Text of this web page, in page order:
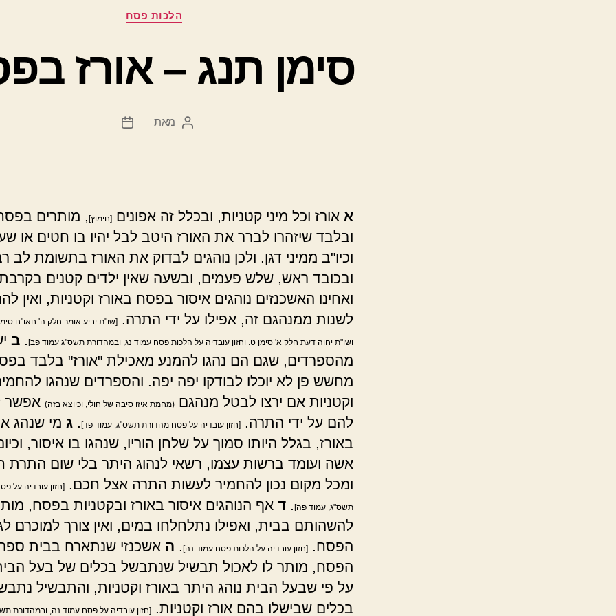
קטגוריות
הלכות פסח
סימן תנג – אורז
המחבר
מאת
תאריך
א אורז וכל מיני קטניות, ובכלל זה אפונים [חימוץ]
, מותרים
ובלבד שיזהרו לברר את האורז היטב לבל יהיו בו חטים או
וכיו"ב ממיני דגן. ולכן נוהגים לבדוק את האורז בתשומת לב
ובכובד ראש, שלש פעמים, ובשעה שאין ילדים קטנים
ואחינו האשכנזים נוהגים איסור בפסח באורז וקטניות, ואין
לשנות ממנהגם זה, אפילו על ידי התרה.
[שו"ת יביע אומר חלק ה' חאו"ח
ושו"ת יחוה דעת חלק א' סימן ט. וחזון עובדיה על הלכות פסח עמוד נג, ובמהדורת תשס"ג עמוד פב] ב
מהספרדים, שגם הם נהגו להמנע מאכילת "אורז" בלבד
מחשש פן לא יוכלו לבודקו יפה יפה. והספרדים שנהגו
וקטניות אם ירצו לבטל מנהגם (מחמת איזו סיבה של חולי, וכיוצא בזה) אפשר
להם על ידי התרה.
[חזון עובדיה על פסח מהדורת תשס"ג, עמוד פד] ג מי שנהג
באורז, בגלל היותו סמוך על שלחן הוריו, שנהגו בו איסור,
אשה ועומד ברשות עצמו, רשאי לנהוג היתר בלי שום התרת
ומכל מקום נכון להחמיר לעשות התרה אצל חכם.
[חזון עובדיה על
תשס"ג, עמוד פה] ד אף הנוהגים איסור באורז ובקטניות בפסח,
להשהותם בבית, ואפילו נתלחלחו במים, ואין צורך למוכרם
הפסח.
[חזון עובדיה על הלכות פסח עמוד נה] ה אשכנזי שנתארח בבית
הפסח, מותר לו לאכול תבשיל שנתבשל בכלים של בעל
על פי שבעל הבית נוהג היתר באורז וקטניות, והתבשיל
בכלים שבישלו בהם אורז וקטניות.
[חזון עובדיה על פסח עמוד נה, ובמהדורת